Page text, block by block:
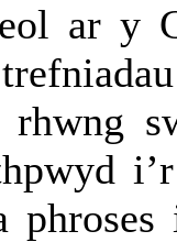
ar y
rhwng